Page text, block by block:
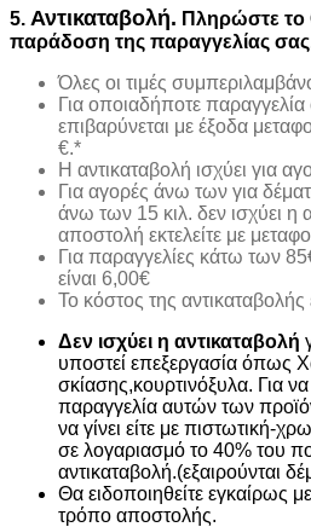
5. Αντικαταβολή. Πληρώστε το
παράδοση της παραγγελίας
Όλες οι τιμές
Για οποιαδήποτε
επιβαρύνεται με έξοδα
€.*
H αντικαταβολή ισχύει για
Για αγορές άνω των για
άνω των 15 κιλ. δεν ισχύει η
αποστολή εκτελείτε με
Για παραγγελίες κάτω των
είναι 6,00€
Το κόστος της αντικαταβολής
Δεν ισχύει η αντικαταβολή
υποστεί επεξεργασία όπως
σκίασης,κουρτινόξυλα. Για
παραγγελία αυτών των
να γίνει είτε με πιστωτική-
σε λογαριασμό το 40% του
αντικαταβολή.(εξαιρούνται
Θα ειδοποιηθείτε εγκαίρως
τρόπο αποστολής.